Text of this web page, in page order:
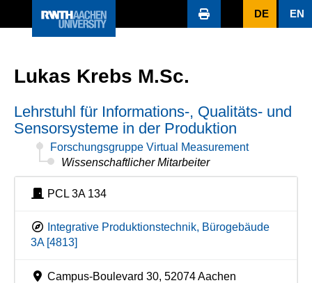
DE EN
Lukas Krebs M.Sc.
Lehrstuhl für Informations-, Qualitäts- und
Sensorsysteme in der Produktion
Forschungsgruppe Virtual Measurement
Wissenschaftlicher Mitarbeiter
PCL 3A 134
Integrative Produktionstechnik, Bürogebäude
3A [4813]
Campus-Boulevard 30, 52074 Aachen